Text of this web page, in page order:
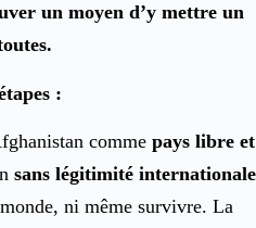
un moyen d’y mettre un
:
comme pays libre et
sans légitimité internationale
ni même survivre. La